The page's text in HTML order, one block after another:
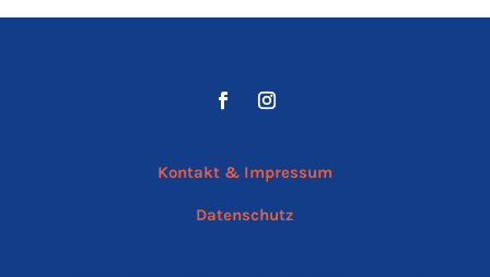
Kontakt & Impressum
Datenschutz